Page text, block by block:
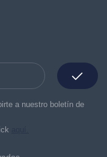
a nuestro boletín de